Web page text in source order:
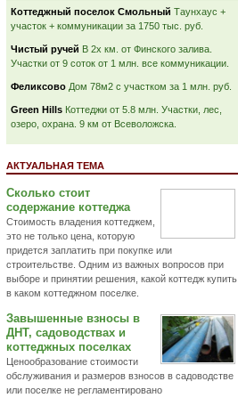
Коттеджный поселок Смольный Таунхаус +
участок + коммуникации за 1750 тыс. руб.
Чистый ручей В 2х км. от Финского залива.
Участки от 9 соток от 1 млн. все коммуникации.
Феликсово Дом 78м2 с участком за 1 млн. руб.
Green Hills Коттеджи от 5.8 млн. Участки, лес,
озеро, охрана. 9 км от Всеволожска.
АКТУАЛЬНАЯ ТЕМА
Сколько стоит
содержание коттеджа
Стоимость владения коттеджем,
это не только цена, которую
придется заплатить при покупке или
строительстве. Одним из важных вопросов при
выборе и принятии решения, какой коттедж купить
в каком коттеджном поселке.
Завышенные взносы в
ДНТ, садоводствах и
коттеджных поселках
Ценообразование стоимости
обслуживания и размеров взносов в садоводстве
или поселке не регламентировано